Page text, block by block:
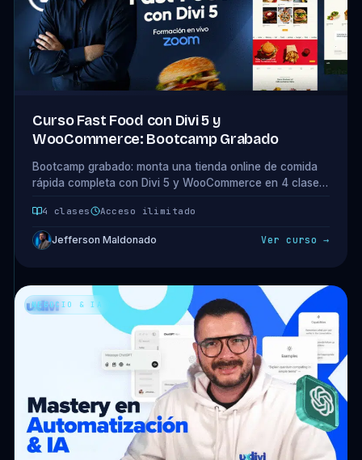
Curso Fast Food con Divi 5 y
WooCommerce: Bootcamp Grabado
Bootcamp grabado: monta una tienda online de comida
rápida completa con Divi 5 y WooCommerce en 4 clases
4 clases Acceso ilimitado
Jefferson Maldonado Ver curso →
NEGOCIO & IA